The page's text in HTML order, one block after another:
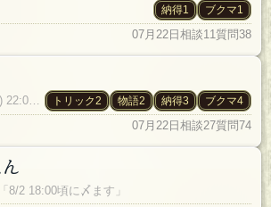
納得1 ブクマ1
07月22日 相談11質問38
「7/25(土) 22:00ごろ締めます」 トリック2 物語2 納得3 ブクマ4
07月22日 相談27質問74
「8/2 18:00頃に〆ます」